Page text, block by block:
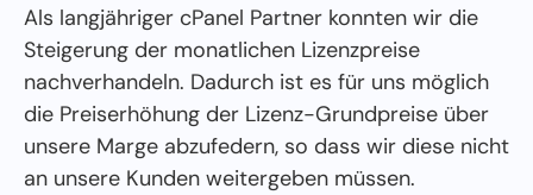
Als langjähriger cPanel Partner konnten wir die
Steigerung der monatlichen Lizenzpreise
nachverhandeln. Dadurch ist es für uns möglich
die Preiserhöhung der Lizenz-Grundpreise über
unsere Marge abzufedern, so dass wir diese nicht
an unsere Kunden weitergeben müssen.